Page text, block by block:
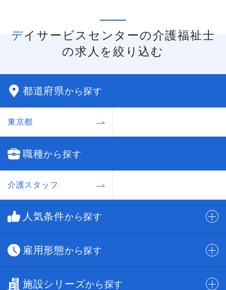
デイサービスセンターの介護福祉士
の求人を絞り込む
都道府県から探す
東京都
職種から探す
介護スタッフ
人気条件から探す
雇用形態から探す
施設シリーズから探す